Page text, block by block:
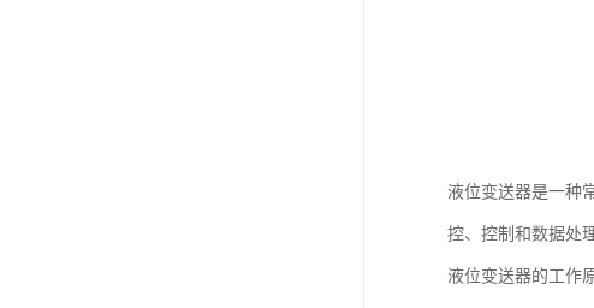
液位变送器是一种
控、控制和数据处理
液位变送器的工作